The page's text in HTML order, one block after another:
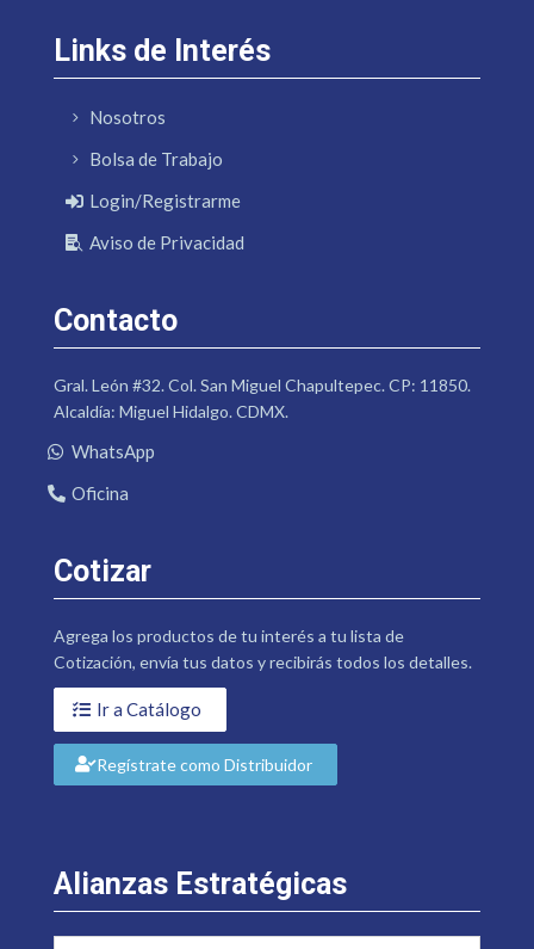
Links de Interés
Nosotros
Bolsa de Trabajo
Login/Registrarme
Aviso de Privacidad
Contacto
Gral. León #32. Col. San Miguel Chapultepec. CP: 11850.
Alcaldía: Miguel Hidalgo. CDMX.
WhatsApp
Oficina
Cotizar
Agrega los productos de tu interés a tu lista de
Cotización, envía tus datos y recibirás todos los detalles.
Ir a Catálogo
Regístrate como Distribuidor
Alianzas Estratégicas